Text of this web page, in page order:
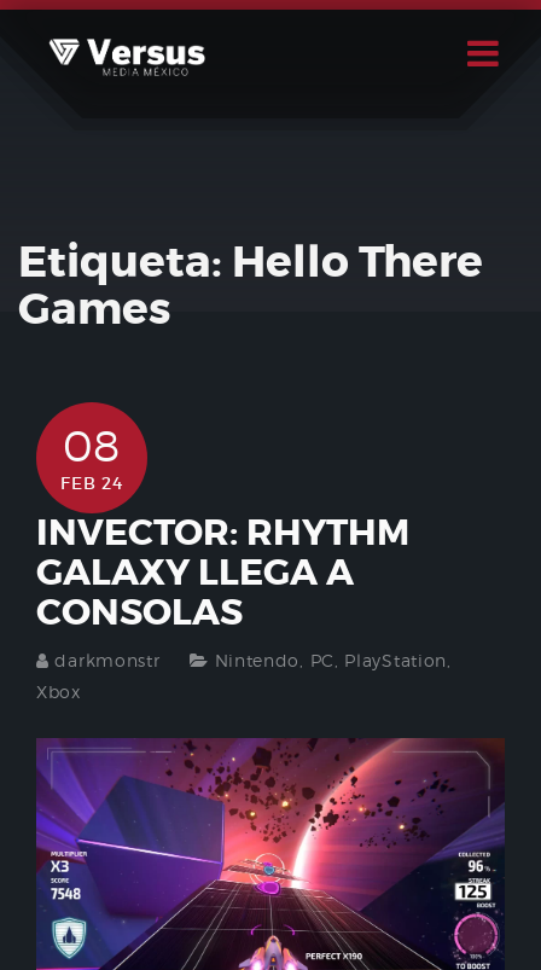
Skip
Etiqueta: Hello There
Games
08
FEB 24
INVECTOR: RHYTHM
GALAXY LLEGA A
CONSOLAS
darkmonstr Nintendo PC PlayStation
Xbox